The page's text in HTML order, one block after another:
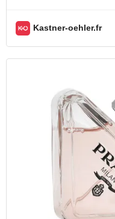
Kastner-oehler.fr